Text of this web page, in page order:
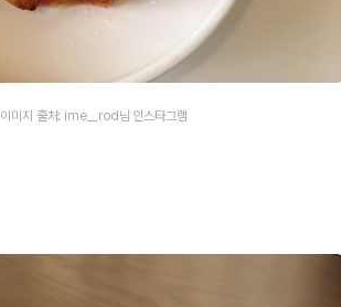
이미지 출처: ime__rod님 인스타그램